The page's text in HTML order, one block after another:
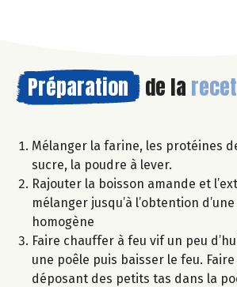
Préparation de la
Mélanger la farine, les protéines
sucre, la poudre à lever.
Rajouter la boisson amande et
mélanger jusqu’à l’obtention
homogène
Faire chauffer à feu vif un peu
une poêle puis baisser le feu.
déposant des petits tas dans la